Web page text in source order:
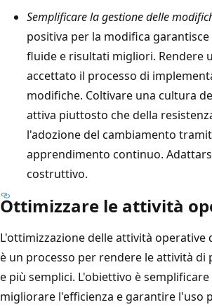
Semplificare la gestione delle
positiva per la modifica
fluide e risultati migliori. Rendere
accettato il processo di
modifiche. Coltivare una cultura
attiva piuttosto che della
l'adozione del cambiamento
apprendimento continuo.
costruttivo.
Ottimizzare le attività
L'ottimizzazione delle attività operative
è un processo per rendere le attività di
e più semplici. L'obiettivo è
migliorare l'efficienza e garantire l'uso